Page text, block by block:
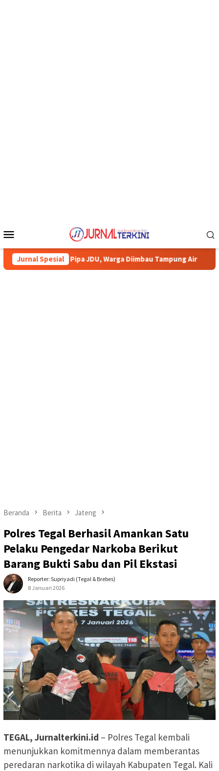
Mobile
Jurnal Spesial
Warga Diimbau Tampung Air Pemkab Karimun
Beranda Berita Jateng
Polres Tegal Berhasil Amankan Satu
Pelaku Pengedar Narkoba Berikut
Barang Bukti Sabu dan Pil Ekstasi
Reporter: Supriyadi (Tegal & Brebes)
8 Januari 2026
TEGAL, Jurnalterkini.id – Polres Tegal kembali
menunjukkan komitmennya dalam memberantas
peredaran narkotika di wilayah Kabupaten Tegal. Kali